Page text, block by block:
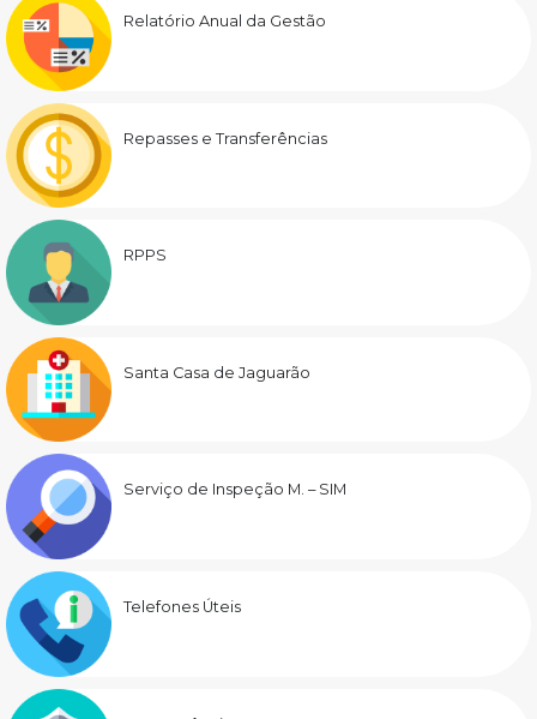
Relatório Anual da Gestão
Repasses e Transferências
RPPS
Santa Casa de Jaguarão
Serviço de Inspeção M. – SIM
Telefones Úteis